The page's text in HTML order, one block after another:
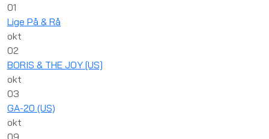
01
Lige På & Rå
okt
02
BORIS & THE JOY [US]
okt
03
GA-20 (US)
okt